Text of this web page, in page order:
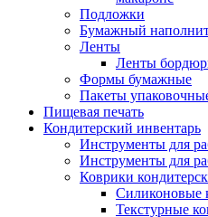
Подложки
Бумажный
Ленты
Ленты
Формы бумажные
Пакеты
Пищевая печать
Кондитерский инвентарь
Инструменты для
Инструменты для
Коврики
Силиконовые
Текстурные